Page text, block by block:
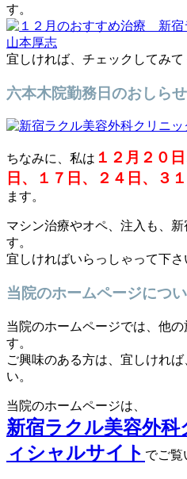
す。
宜しければ、チェックしてみて
六本木院勤務日のおしらせ
ちなみに、私は １２月２０
日、１７日、２４日、３
ます。
マシン治療やオペ、注入も、
す。
宜しければいらっしゃって下さ
当院のホームページにつ
当院のホームページでは、他
す。
ご興味のある方は、宜しけれ
い。
当院のホームページは、
新宿ラクル美容外
ィシャルサイト でご覧